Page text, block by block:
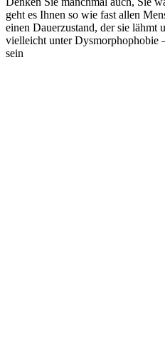
geht es Ihnen so wie fast allen
einen Dauerzustand, der sie lähmt
vielleicht unter Dysmorphophobie
sein